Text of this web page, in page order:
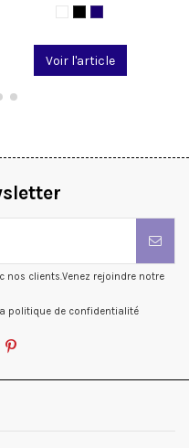
Voir l'article
clients.Venez rejoindre notre
politique de confidentialité